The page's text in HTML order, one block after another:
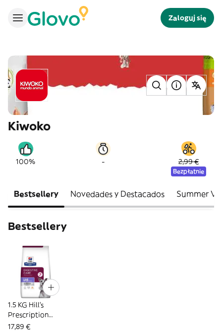
Zaloguj się
Kiwoko
100% - 2,99 €
Bezpłatnie
Bestsellery Novedades y Destacados Summer
Bestsellery
1.5 KG Hill's
Prescription
Diet Digestive
17,89 €